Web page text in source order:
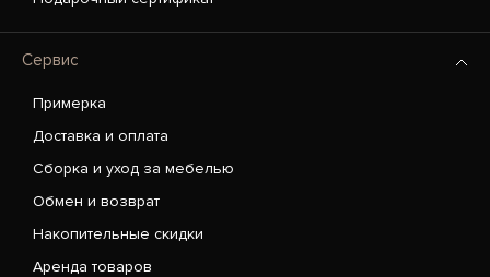
Сервис
Примерка
Доставка и оплата
Сборка и уход за мебелью
Обмен и возврат
Накопительные скидки
Аренда товаров